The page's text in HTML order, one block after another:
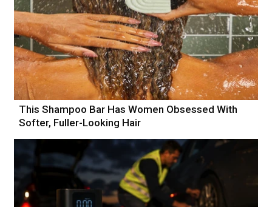
This Shampoo Bar Has Women Obsessed With
Softer, Fuller-Looking Hair